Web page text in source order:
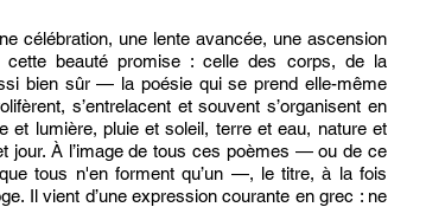
célébration, une lente avancée, une ascension
beauté promise : celle des corps, de la
bien sûr — la poésie qui se prend elle-même
s’entrelacent et souvent s’organisent en
et lumière, pluie et soleil, terre et eau, nature et
jour. À l’image de tous ces poèmes — ou de ce
tous n'en forment qu’un —, le titre, à la fois
Il vient d’une expression courante en grec : ne